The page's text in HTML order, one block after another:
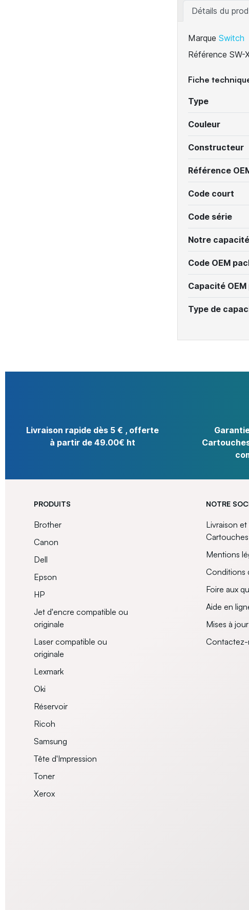
Détails du
Marque Switch
Référence SW-
Fiche
Type
Couleur
Constructeur
Référence
Code court
Code série
Notre
Code OEM
Capacité OEM
Type de
Livraison rapide dès 5 € , offerte
à partir de 49.00€ ht
PRODUITS
Brother
Canon
Dell
Epson
HP
Jet d'encre compatible ou
originale
Laser compatible ou
originale
Lexmark
Oki
Réservoir
Ricoh
Samsung
Tête d'Impression
Toner
Xerox
NOTRE
Livraison
Mentions
Conditions
Foire aux
Aide en
Mises à
Contactez-